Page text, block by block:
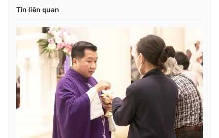
Tin liên quan